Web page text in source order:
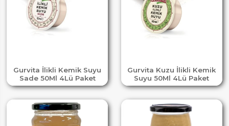
Gurvita İlikli Kemik Suyu
Sade 50Ml 4Lü Paket
Gurvita Kuzu İlikli Kemik
Suyu 50Ml 4Lü Paket